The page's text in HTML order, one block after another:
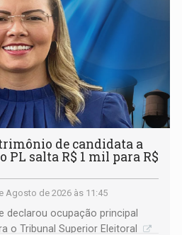
de candidata a
PL salta R$ 1 mil para R$
Agosto de 2026 às 11:45
declarou ocupação principal
o Tribunal Superior Eleitoral